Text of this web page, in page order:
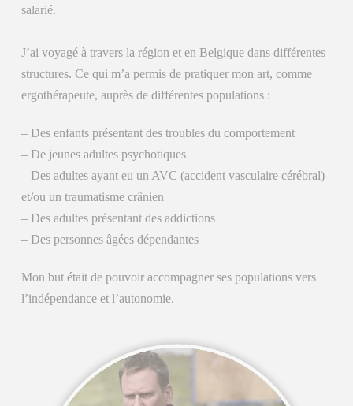
salarié.
J’ai voyagé à travers la région et en Belgique dans différentes
structures. Ce qui m’a permis de pratiquer mon art, comme
ergothérapeute, auprès de différentes populations :
– Des enfants présentant des troubles du comportement
– De jeunes adultes psychotiques
– Des adultes ayant eu un AVC (accident vasculaire cérébral)
et/ou un traumatisme crânien
– Des adultes présentant des addictions
– Des personnes âgées dépendantes
Mon but était de pouvoir accompagner ses populations vers
l’indépendance et l’autonomie.